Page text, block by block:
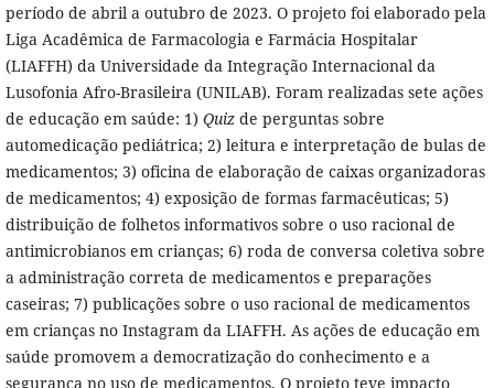
período de abril a outubro de 2023. O projeto foi elaborado pela
Liga Acadêmica de Farmacologia e Farmácia Hospitalar
(LIAFFH) da Universidade da Integração Internacional da
Lusofonia Afro-Brasileira (UNILAB). Foram realizadas sete ações
de educação em saúde: 1) Quizde perguntas sobre
automedicação pediátrica; 2) leitura e interpretação de bulas de
medicamentos; 3) oficina de elaboração de caixas organizadoras
de medicamentos; 4) exposição de formas farmacêuticas; 5)
distribuição de folhetos informativos sobre o uso racional de
antimicrobianos em crianças; 6) roda de conversa coletiva sobre
a administração correta de medicamentos e preparações
caseiras; 7) publicações sobre o uso racional de medicamentos
em crianças no Instagram da LIAFFH. As ações de educação em
saúde promovem a democratização do conhecimento e a
segurança no uso de medicamentos. O projeto teve impacto